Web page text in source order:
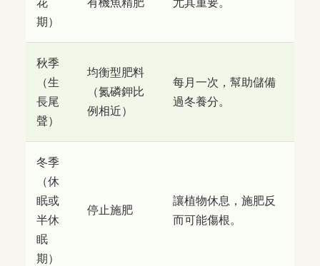
期）
秋季
（生
長尾
聲）
均衡型肥料
（氮磷鉀比
例相近）
每月一次，幫助儲備
過冬養分。
冬季
（休
眠或
半休
眠
期）
停止施肥
讓植物休息，施肥反
而可能傷根。